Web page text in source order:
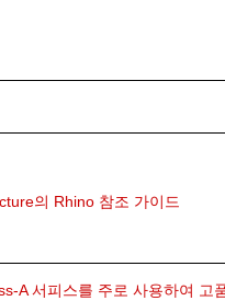
의 Rhino 참조 가이드
A 서피스를 주로 사용하여 고